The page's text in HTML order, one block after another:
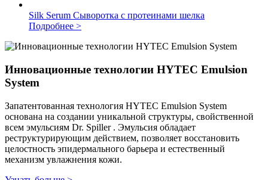
Silk Serum Сыворотка с протеинами шелка
Подробнее >
Инновационные технологии HYTEC Emulsion
System
Запатентованная технология HYTEC Emulsion System
основана на создании уникальной структуры, свойственной
всем эмульсиям Dr. Spiller . Эмульсия обладает
реструктурирующим действием, позволяет восстановить
целостность эпидермального барьера и естественный
механизм увлажнения кожи.